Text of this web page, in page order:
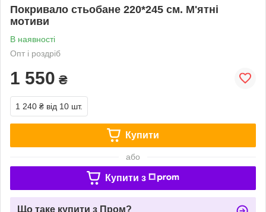
Покривало стьобане 220*245 см. М'ятні
мотиви
В наявності
Опт і роздріб
1 550 ₴
1 240 ₴ від 10 шт.
Купити
або
Купити з
Що таке купити з Пром?